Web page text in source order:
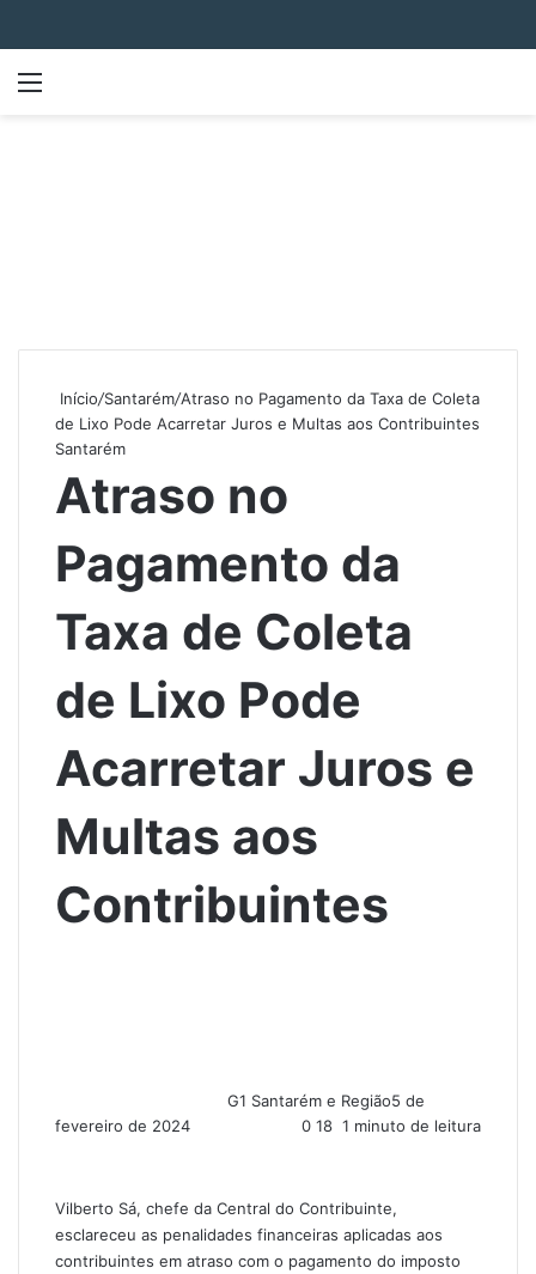
Início/Santarém/Atraso no Pagamento da Taxa de Coleta
de Lixo Pode Acarretar Juros e Multas aos Contribuintes
Santarém
Atraso no
Pagamento da
Taxa de Coleta
de Lixo Pode
Acarretar Juros e
Multas aos
Contribuintes
G1 Santarém e Região5 de
fevereiro de 2024
0 18 1 minuto de leitura
Vilberto Sá, chefe da Central do Contribuinte,
esclareceu as penalidades financeiras aplicadas aos
contribuintes em atraso com o pagamento do imposto